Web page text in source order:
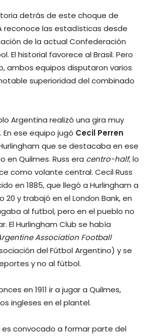
detrás de este choque de
reconoce las estadísticas desde
de la actual Confederación
El historial favorece al Brasil. Pero
ambos equipos disputaron varios
superioridad del combinado
Argentina realizó una gira muy
En ese equipo jugó Cecil Perren
que se destacaba en ese
en Quilmes. Russ era centro-half, lo
como volante central. Cecil Russ
en 1885, que llegó a Hurlingham a
20 y trabajó en el London Bank, en
al futbol, pero en el pueblo no
El Hurlingham Club se había
Association Football
del Fútbol Argentino) y se
y no al fútbol.
en 1911 ir a jugar a Quilmes,
ingleses en el plantel.
es convocado a formar parte del